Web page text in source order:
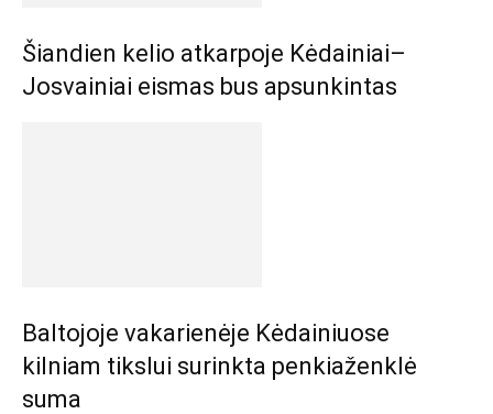
Šiandien kelio atkarpoje Kėdainiai–
Josvainiai eismas bus apsunkintas
Baltojoje vakarienėje Kėdainiuose
kilniam tikslui surinkta penkiaženklė
suma